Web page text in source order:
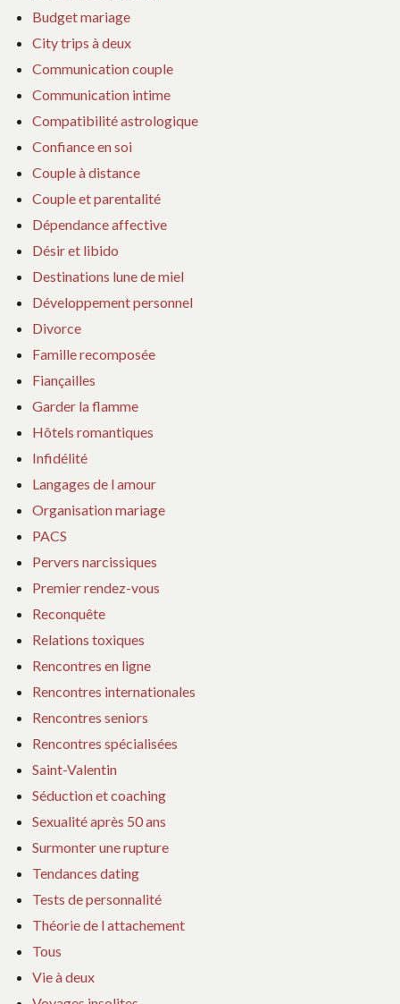
Budget mariage
City trips à deux
Communication couple
Communication intime
Compatibilité astrologique
Confiance en soi
Couple à distance
Couple et parentalité
Dépendance affective
Désir et libido
Destinations lune de miel
Développement personnel
Divorce
Famille recomposée
Fiançailles
Garder la flamme
Hôtels romantiques
Infidélité
Langages de l amour
Organisation mariage
PACS
Pervers narcissiques
Premier rendez-vous
Reconquête
Relations toxiques
Rencontres en ligne
Rencontres internationales
Rencontres seniors
Rencontres spécialisées
Saint-Valentin
Séduction et coaching
Sexualité après 50 ans
Surmonter une rupture
Tendances dating
Tests de personnalité
Théorie de l attachement
Tous
Vie à deux